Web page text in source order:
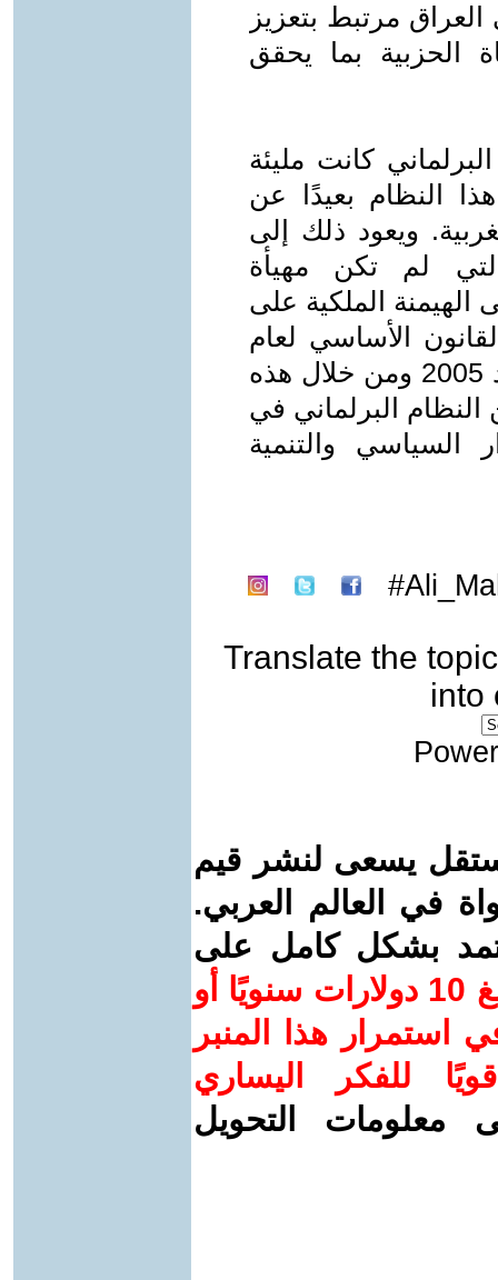
مرتبط بتعزيز
الحزبية بما يحقق
كانت مليئة
النظام بعيدًا عن
ويعود ذلك إلى
التي لم تكن مهيأة
الهيمنة الملكية على
الأساسي لعام
1925، وهيمنة التحالفات الطائفية بعد 2005 ومن خلال هذه
البرلماني في
السياسي والتنمية
Translate the topic
into
يسعى لنشر قيم
في العالم العربي.
بشكل كامل على
ساهم/ي معنا! بدعمكم بمبلغ 10 دولارات سنويًا أو
استمرار هذا المنبر
للفكر اليساري
معلومات التحويل